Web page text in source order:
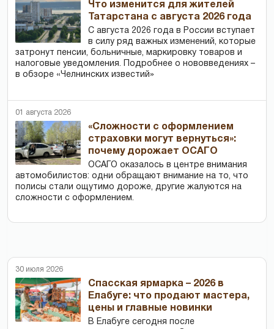
Что изменится для жителей
Татарстана с августа 2026 года
С августа 2026 года в России вступает
в силу ряд важных изменений, которые
затронут пенсии, больничные, маркировку товаров и
налоговые уведомления. Подробнее о нововведениях –
в обзоре «Челнинских известий»
01 августа 2026
«Сложности с оформлением
страховки могут вернуться»:
почему дорожает ОСАГО
ОСАГО оказалось в центре внимания
автомобилистов: одни обращают внимание на то, что
полисы стали ощутимо дороже, другие жалуются на
сложности с оформлением.
30 июля 2026
Спасская ярмарка – 2026 в
Елабуге: что продают мастера,
цены и главные новинки
В Елабуге сегодня после